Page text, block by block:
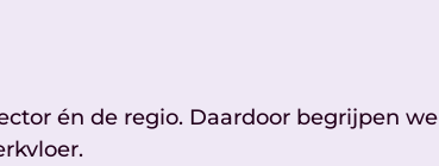
én de regio. Daardoor begrijpen we